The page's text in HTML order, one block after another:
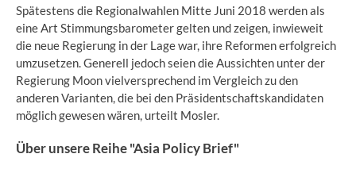
Spätestens die Regionalwahlen Mitte Juni 2018 werden als
eine Art Stimmungsbarometer gelten und zeigen, inwieweit
die neue Regierung in der Lage war, ihre Reformen erfolgreich
umzusetzen. Generell jedoch seien die Aussichten unter der
Regierung Moon vielversprechend im Vergleich zu den
anderen Varianten, die bei den Präsidentschaftskandidaten
möglich gewesen wären, urteilt Mosler.
Über unsere Reihe "Asia Policy Brief"